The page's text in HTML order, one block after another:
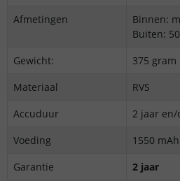
Afmetingen
Binnen:
Buiten:
Gewicht:
375 gram
Materiaal
RVS
Accuduur
2 jaar en/
Voeding
1550
Garantie
2 jaar